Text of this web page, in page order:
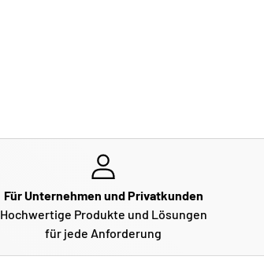
Für Unternehmen und Privatkunden
Hochwertige Produkte und Lösungen
für jede Anforderung